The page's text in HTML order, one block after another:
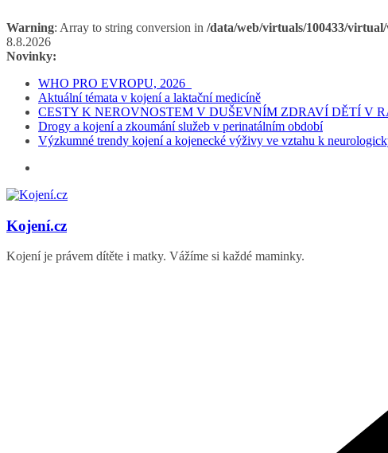
Warning: Array to string conversion in /data/web/virtuals/100433/
Přeskočit
na
8.8.2026
Novinky:
WHO PRO EVROPU, 2026
Aktuální témata v kojení a laktační medicíně
CESTY K NEROVNOSTEM V DUŠEVNÍM ZDRAVÍ DĚTÍ V
Drogy a kojení a zkoumání služeb v perinatálním období
Výzkumné trendy kojení a kojenecké výživy ve vztahu k
Kojení.cz
Kojení je právem dítěte i matky. Vážíme si každé maminky.